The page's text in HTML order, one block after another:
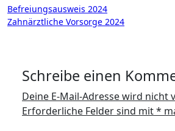
Beitragsnavigation
Befreiungsausweis 2024
Zahnärztliche Vorsorge 2024
Schreibe einen
Deine E-Mail-Adresse wird nicht
Erforderliche Felder sind mit*